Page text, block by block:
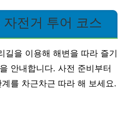
전거 투어 코스
길을 이용해 해변을 따라 즐기
안내합니다. 사전 준비부터
를 차근차근 따라 해 보세요.